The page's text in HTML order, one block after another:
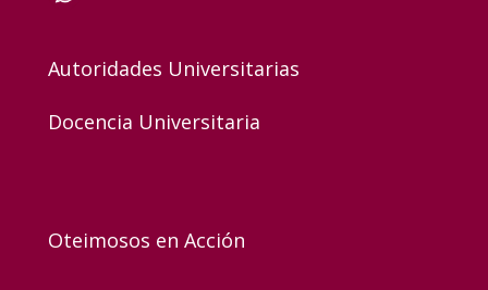
Autoridades Universitarias
Docencia Universitaria
Oteimosos en Acción